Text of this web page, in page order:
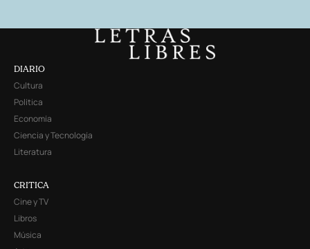
DIARIO
Cultura
Política
Economía
Ciencia y Tecnología
Literatura
CRITICA
Cine y TV
Libros
Música